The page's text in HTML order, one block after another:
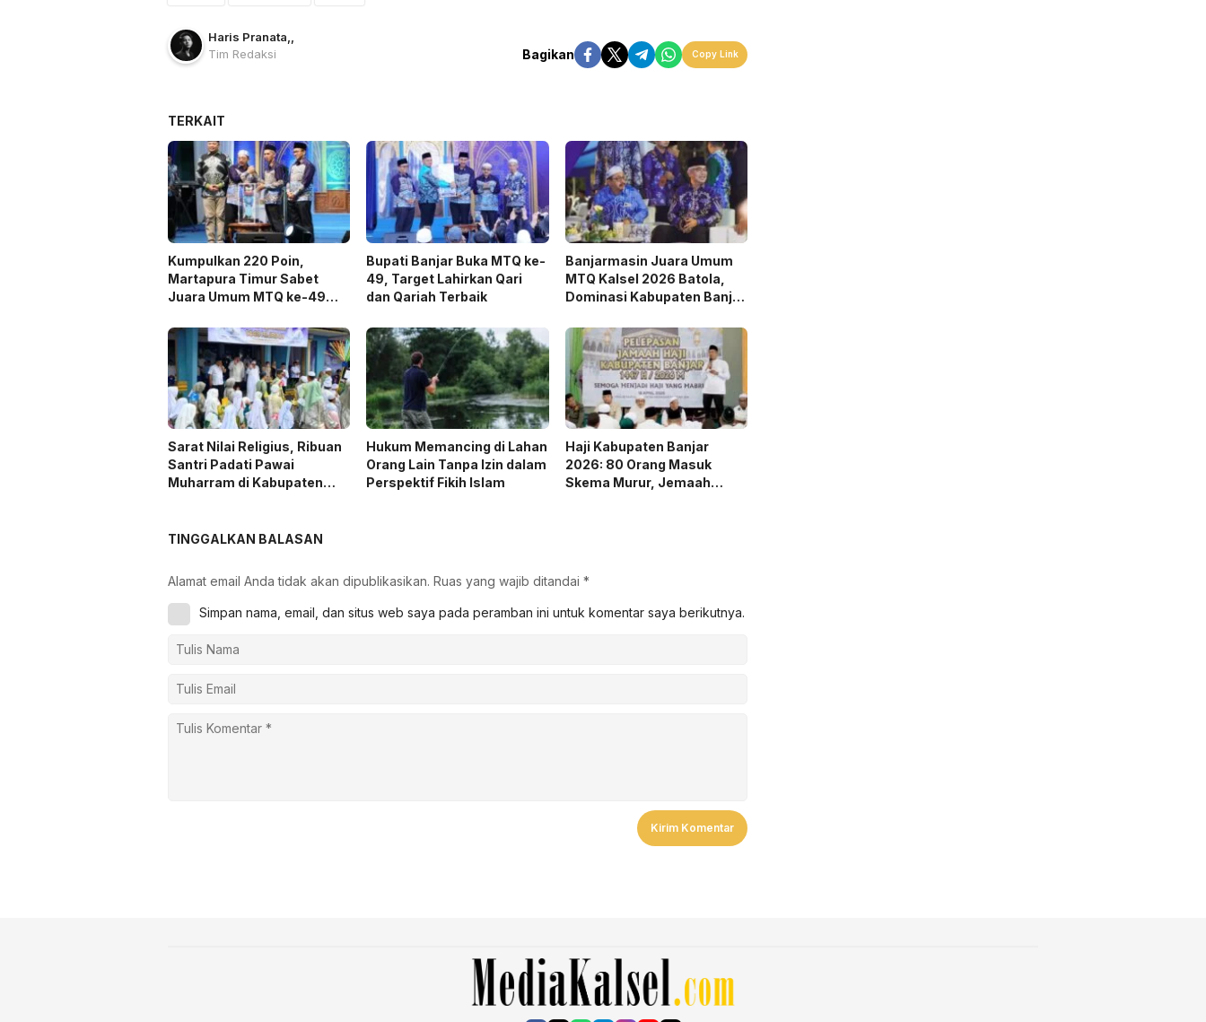
Haris Pranata
Tim Redaksi
Bagikan Copy Link
TERKAIT
Kumpulkan 220 Poin,
Martapura Timur Sabet
Juara Umum MTQ ke-49
Bupati Banjar Buka MTQ ke-
49, Target Lahirkan Qari
dan Qariah Terbaik
Banjarmasin Juara Umum
MTQ Kalsel 2026 Batola,
Dominasi Kabupaten Banjar
Sarat Nilai Religius, Ribuan
Santri Padati Pawai
Muharram di Kabupaten
Hukum Memancing di Lahan
Orang Lain Tanpa Izin dalam
Perspektif Fikih Islam
Haji Kabupaten Banjar
2026: 80 Orang Masuk
Skema Murur, Jemaah
TINGGALKAN BALASAN
Alamat email Anda tidak akan dipublikasikan. Ruas yang wajib ditandai *
Simpan nama, email, dan situs web saya pada peramban ini untuk komentar saya berikutnya.